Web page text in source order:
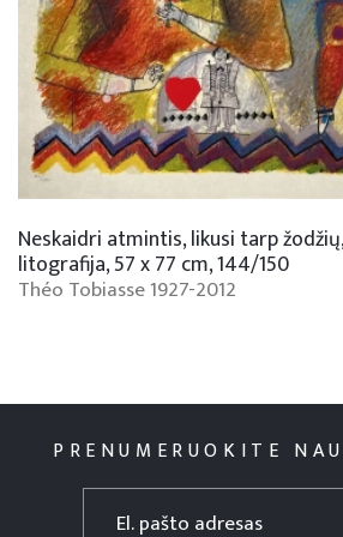
Parodos 2024
Parodos, projektai 2023
Parodos 2022
Parodos 2021
Parodų archyvas 1995-
Paveikslų restauravimas
Interjero dizainas
Individualių papuošalų
Neskaidri atmintis, likusi tarp
litografija, 57 x 77 cm, 144/150
Théo Tobiasse 1927-2012
PRENUMERUOKITE